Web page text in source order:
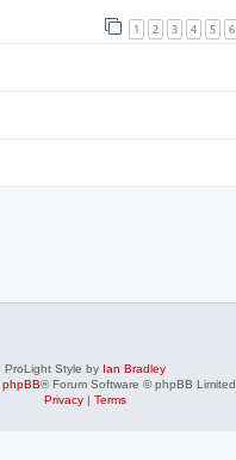
1 2 3 4 5 6
ProLight Style by Ian Bradley
phpBB® Forum Software © phpBB Limited
Privacy| Terms